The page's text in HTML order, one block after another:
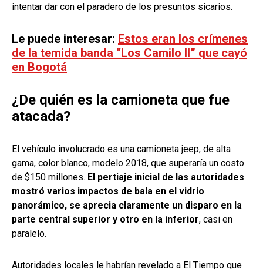
intentar dar con el paradero de los presuntos sicarios.
Le puede interesar: Estos eran los crímenes
de la temida banda “Los Camilo II” que cayó
en Bogotá
¿De quién es la camioneta que fue
atacada?
El vehículo involucrado es una camioneta jeep, de alta
gama, color blanco, modelo 2018, que superaría un costo
de $150 millones. El pertiaje inicial de las autoridades
mostró varios impactos de bala en el vidrio
panorámico, se aprecia claramente un disparo en la
parte central superior y otro en la inferior, casi en
paralelo.
Autoridades locales le habrían revelado a El Tiempo que